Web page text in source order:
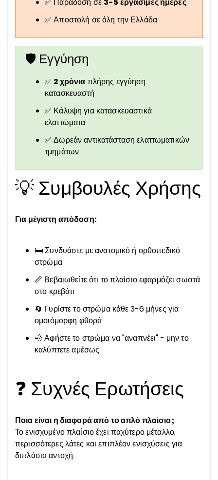
✅ Αποστολή σε όλη την Ελλάδα
🛡️ Εγγύηση
✅ 2 χρόνια πλήρης εγγύηση
κατασκευαστή
✅ Κάλυψη για κατασκευαστικά
ελαττώματα
✅ Δωρεάν αντικατάσταση ελαττωματικών
τμημάτων
💡 Συμβουλές Χρήσης
Για μέγιστη απόδοση:
🛏️ Συνδυάστε με ανατομικό ή ορθοπεδικό
στρώμα
📏 Βεβαιωθείτε ότι το πλαίσιο εφαρμόζει σωστά
στο κρεβάτι
🔄 Γυρίστε το στρώμα κάθε 3-6 μήνες για
ομοιόμορφη φθορά
💨 Αφήστε το στρώμα να "αναπνέει" - μην το
καλύπτετε αμέσως
❓ Συχνές Ερωτήσεις
Ποια είναι η διαφορά από το απλό πλαίσιο;
Το ενισχυμένο πλαίσιο έχει παχύτερο μέταλλο,
περισσότερες λάτες και επιπλέον ενισχύσεις για
διπλάσια αντοχή.